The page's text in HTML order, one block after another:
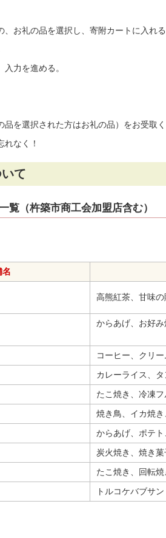
、お礼の品を選択し、寄附カートに入れ
力を進める。
品を選択された方はお礼の品）をお受取
なく！
て
一覧（杵築市商工会加盟店含
名
やまどり
高熊紅茶、甘味の
からあげ、お好
コーヒー、クリ
カレーライス、
たこ焼き、冷凍
焼き鳥、イカ焼
からあげ、ポテ
炭火焼き、焼き
たこ焼き、回転
トルコケバブサ